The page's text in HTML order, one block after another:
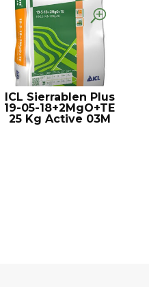
ICL Sierrablen Plus
19-05-18+2MgO+TE
25 Kg Active 03M